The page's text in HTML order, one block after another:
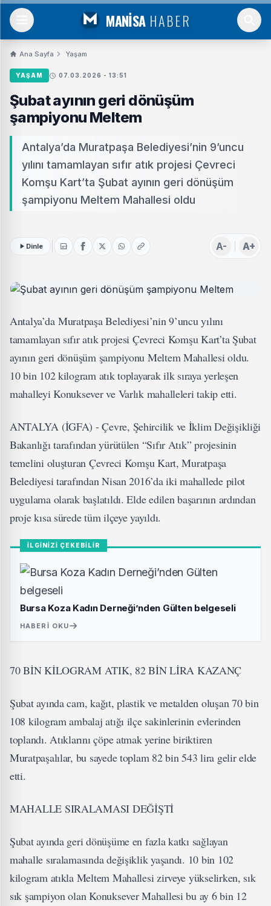
MANİSA HABER
Ana Sayfa Yaşam
YAŞAM 07.03.2026 - 13:51
Şubat ayının geri dönüşüm
şampiyonu Meltem
Antalya’da Muratpaşa Belediyesi’nin 9’uncu
yılını tamamlayan sıfır atık projesi Çevreci
Komşu Kart’ta Şubat ayının geri dönüşüm
şampiyonu Meltem Mahallesi oldu
Dinle A- A+
Antalya’da Muratpaşa Belediyesi’nin 9’uncu yılını
tamamlayan sıfır atık projesi Çevreci Komşu Kart’ta Şubat
ayının geri dönüşüm şampiyonu Meltem Mahallesi oldu.
10 bin 102 kilogram atık toplayarak ilk sıraya yerleşen
mahalleyi Konuksever ve Varlık mahalleleri takip etti.
ANTALYA (İGFA) - Çevre, Şehircilik ve İklim Değişikliği
Bakanlığı tarafından yürütülen “Sıfır Atık” projesinin
temelini oluşturan Çevreci Komşu Kart, Muratpaşa
Belediyesi tarafından Nisan 2016’da iki mahallede pilot
uygulama olarak başlatıldı. Elde edilen başarının ardından
proje kısa sürede tüm ilçeye yayıldı.
İLGİNİZİ ÇEKEBİLİR
Bursa Koza Kadın Derneği’nden Gülten belgeseli
HABERI OKU
70 BİN KİLOGRAM ATIK, 82 BİN LİRA KAZANÇ
Şubat ayında cam, kağıt, plastik ve metalden oluşan 70 bin
108 kilogram ambalaj atığı ilçe sakinlerinin evlerinden
toplandı. Atıklarını çöpe atmak yerine biriktiren
Muratpaşalılar, bu sayede toplam 82 bin 543 lira gelir elde
etti.
MAHALLE SIRALAMASI DEĞİŞTİ
Şubat ayında geri dönüşüme en fazla katkı sağlayan
mahalle sıralamasında değişiklik yaşandı. 10 bin 102
kilogram atıkla Meltem Mahallesi zirveye yükselirken, sık
sık şampiyon olan Konuksever Mahallesi bu ay 6 bin 12